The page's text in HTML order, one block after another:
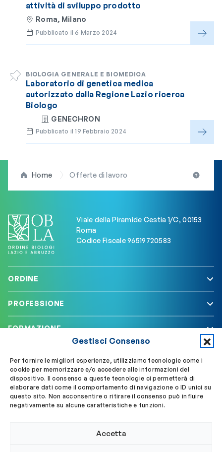
Gestisci Consenso
Per fornire le migliori esperienze, utilizziamo tecnologie come i
cookie per memorizzare e/o accedere alle informazioni del
dispositivo. Il consenso a queste tecnologie ci permetterà di
elaborare dati come il comportamento di navigazione o ID unici su
questo sito. Non acconsentire o ritirare il consenso può influire
negativamente su alcune caratteristiche e funzioni.
Accetta
attività di sviluppo prodotto
Roma, Milano
Pubblicato il 6 Marzo 2024
BIOLOGIA GENERALE E BIOMEDICA
Laboratorio di genetica medica
autorizzato dalla Regione Lazio ricerca
Biologo
GENECHRON
Pubblicato il 19 Febbraio 2024
Home Offerte di lavoro
Viale della Piramide Cestia 1/C, 00153
Roma
Codice Fiscale 96519720583
ORDINE
PROFESSIONE
FORMAZIONE
Segui OBLA su Accedi a My OBLA